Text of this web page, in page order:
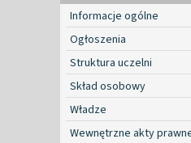
Informacje ogólne
Ogłoszenia
Struktura uczelni
Skład osobowy
Władze
Wewnętrzne akty